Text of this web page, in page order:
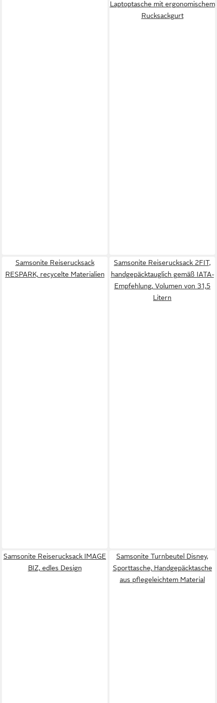
Laptoptasche mit ergonomischem
Rucksackgurt
Samsonite Reiserucksack
RESPARK, recycelte Materialien
Samsonite Reiserucksack 2FIT,
handgepäcktauglich gemäß IATA-
Empfehlung, Volumen von 31,5
Litern
Samsonite Reiserucksack IMAGE
BIZ, edles Design
Samsonite Turnbeutel Disney,
Sporttasche, Handgepäcktasche
aus pflegeleichtem Material